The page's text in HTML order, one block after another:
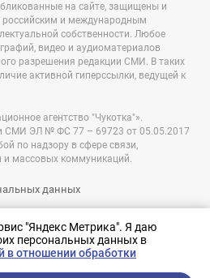
"Яндекс Метрика". Я даю
персональных данных в
в отношении обработки
на сайте, защищены и
российским и международным
собственности. Любое
видео и аудиоматериалов
разрешения редакции СМИ. В таких
активной гиперссылки, ведущей к
агентство "Чукотка"».
СМИ ЭЛ № ФС 77 – 69723 от 05.05.2017
по надзору в сфере связи,
массовых коммуникаций.
данных